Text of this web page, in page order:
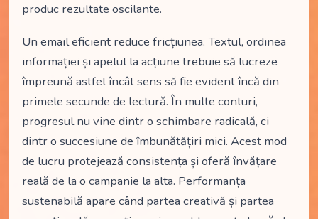
produc rezultate oscilante.
Un email eficient reduce fricțiunea. Textul, ordinea
informației și apelul la acțiune trebuie să lucreze
împreună astfel încât sens să fie evident încă din
primele secunde de lectură. În multe conturi,
progresul nu vine dintr o schimbare radicală, ci
dintr o succesiune de îmbunătățiri mici. Acest mod
de lucru protejează consistența și oferă învățare
reală de la o campanie la alta. Performanța
sustenabilă apare când partea creativă și partea